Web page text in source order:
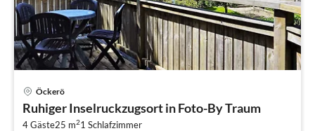
Öckerö
Ruhiger Inselruckzugsort in Foto-By Traum
4 Gäste25 m21 Schlafzimmer